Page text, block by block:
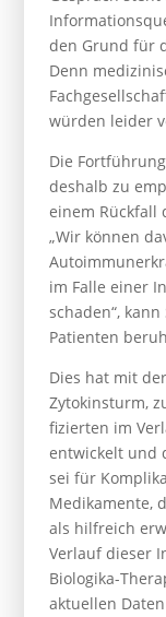
den Grund für
Denn
würden leider
Die
deshalb zu
einem Rückfall
„Wir können
im Falle einer
schaden“,
Patienten
Dies hat mit
Zytokinsturm,
fizierten im
entwickelt und
sei für
Medikamente,
als hilfreich
Verlauf dieser
Biologika-
aktuellen